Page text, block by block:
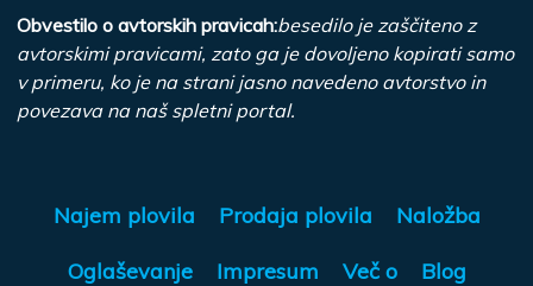
Obvestilo o avtorskih pravicah:besedilo je zaščiteno z
avtorskimi pravicami, zato ga je dovoljeno kopirati samo
v primeru, ko je na strani jasno navedeno avtorstvo in
povezava na naš spletni portal.
Najem plovila Prodaja plovila Naložba
Oglaševanje Impresum Več o Blog